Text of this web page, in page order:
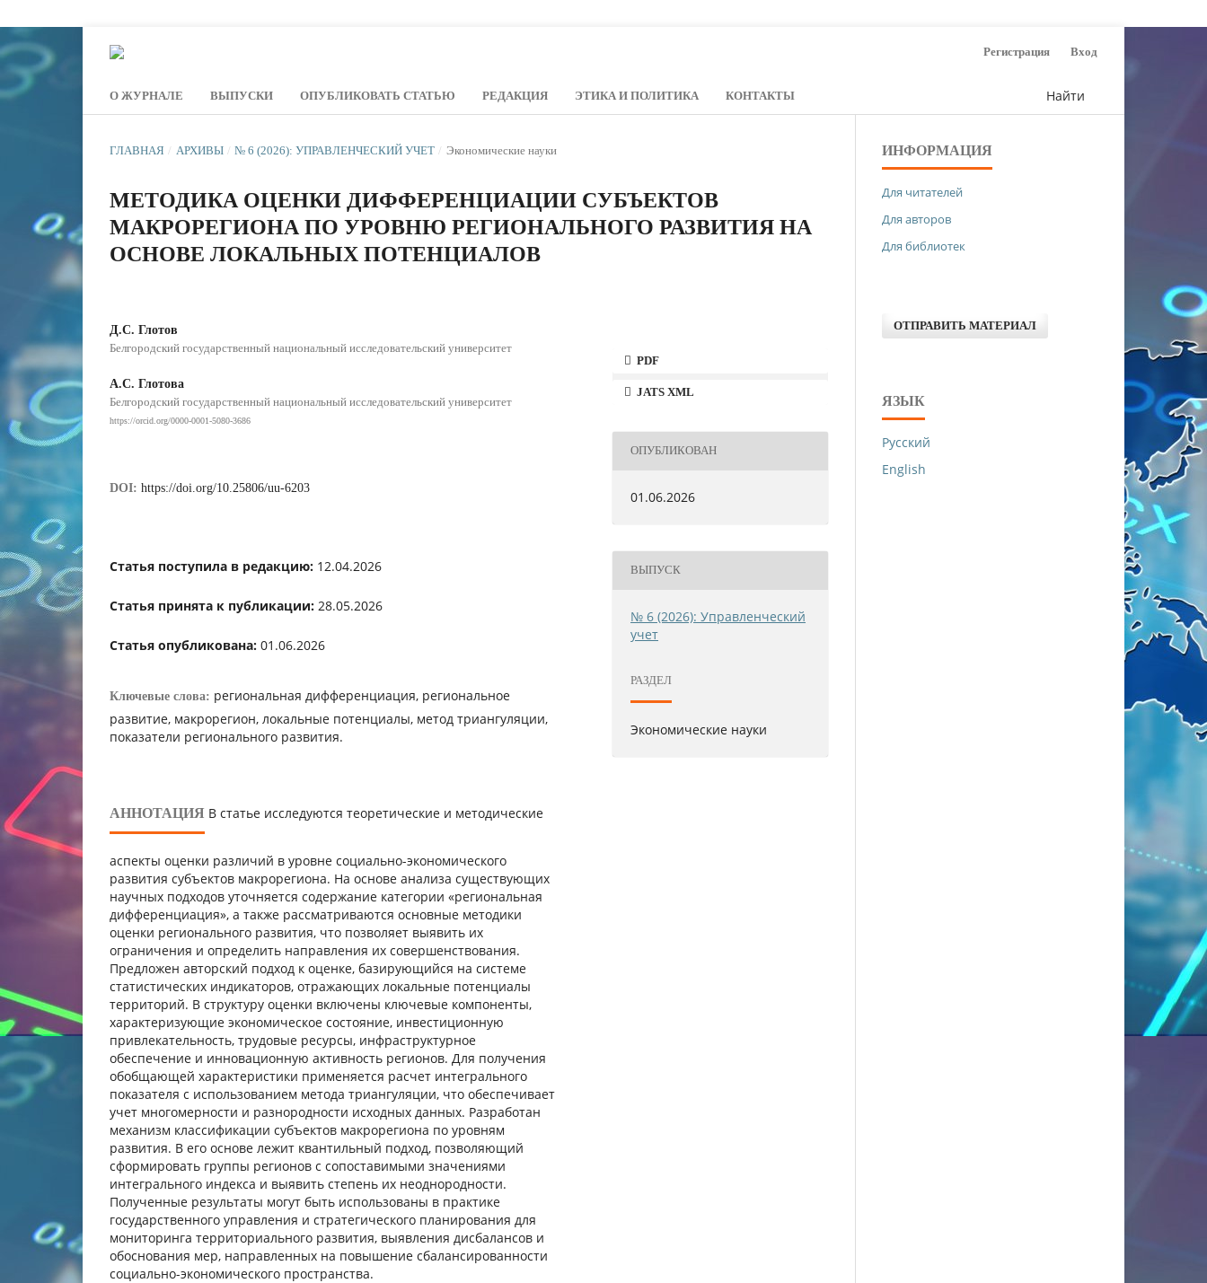
О ЖУРНАЛЕ ВЫПУСКИ ОПУБЛИКОВАТЬ СТАТЬЮ РЕДАКЦИЯ ЭТИКА И ПОЛИТИКА КОНТАКТЫ Найти
Регистрация Вход
ГЛАВНАЯ / АРХИВЫ / № 6 (2026): УПРАВЛЕНЧЕСКИЙ УЧЕТ / Экономические науки
МЕТОДИКА ОЦЕНКИ ДИФФЕРЕНЦИАЦИИ СУБЪЕКТОВ
МАКРОРЕГИОНА ПО УРОВНЮ РЕГИОНАЛЬНОГО РАЗВИТИЯ НА
ОСНОВЕ ЛОКАЛЬНЫХ ПОТЕНЦИАЛОВ
Д.С. Глотов
Белгородский государственный национальный исследовательский университет
А.С. Глотова
Белгородский государственный национальный исследовательский университет
https://orcid.org/0000-0001-5080-3686
DOI: https://doi.org/10.25806/uu-6203
Статья поступила в редакцию: 12.04.2026
Статья принята к публикации: 28.05.2026
Статья опубликована: 01.06.2026
Ключевые слова: региональная дифференциация, региональное
развитие, макрорегион, локальные потенциалы, метод триангуляции,
показатели регионального развития.
АННОТАЦИЯ В статье исследуются теоретические и методические
аспекты оценки различий в уровне социально-экономического
развития субъектов макрорегиона. На основе анализа существующих
научных подходов уточняется содержание категории «региональная
дифференциация», а также рассматриваются основные методики
оценки регионального развития, что позволяет выявить их
ограничения и определить направления их совершенствования.
Предложен авторский подход к оценке, базирующийся на системе
статистических индикаторов, отражающих локальные потенциалы
территорий. В структуру оценки включены ключевые компоненты,
характеризующие экономическое состояние, инвестиционную
привлекательность, трудовые ресурсы, инфраструктурное
обеспечение и инновационную активность регионов. Для получения
обобщающей характеристики применяется расчет интегрального
показателя с использованием метода триангуляции, что обеспечивает
учет многомерности и разнородности исходных данных. Разработан
механизм классификации субъектов макрорегиона по уровням
развития. В его основе лежит квантильный подход, позволяющий
сформировать группы регионов с сопоставимыми значениями
интегрального индекса и выявить степень их неоднородности.
Полученные результаты могут быть использованы в практике
государственного управления и стратегического планирования для
мониторинга территориального развития, выявления дисбалансов и
обоснования мер, направленных на повышение сбалансированности
социально-экономического пространства.
PDF
JATS XML
ОПУБЛИКОВАН
01.06.2026
ВЫПУСК
№ 6 (2026): Управленческий
учет
РАЗДЕЛ
Экономические науки
ИНФОРМАЦИЯ
Для читателей
Для авторов
Для библиотек
ОТПРАВИТЬ МАТЕРИАЛ
ЯЗЫК
Русский
English